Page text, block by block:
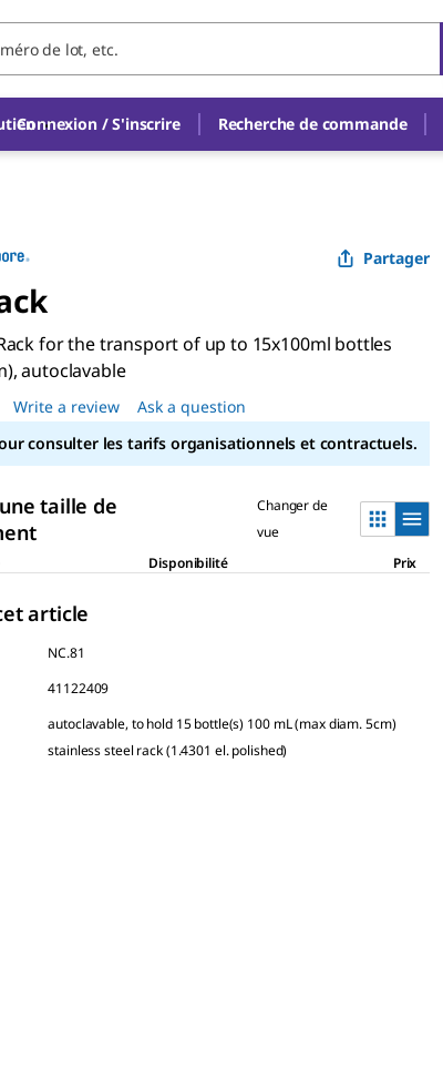
Connexion / S'inscrire Recherche de commande
Partager
for the transport of up to 15x100ml bottles
autoclavable
Write a review
Ask a question
consulter les tarifs organisationnels et contractuels.
taille de
Changer de
vue
Disponibilité Prix
article
NC.81
41122409
autoclavable, to hold 15 bottle(s) 100 mL (max diam. 5cm)
stainless steel rack (1.4301 el. polished)